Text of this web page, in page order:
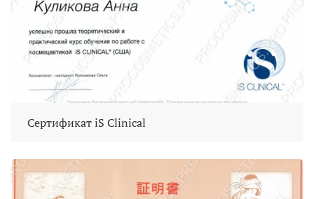
Сертификат iS Clinical